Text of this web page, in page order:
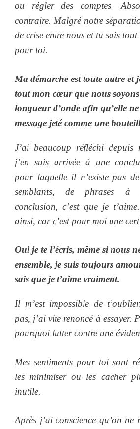
ou régler des comptes.
contraire. Malgré notre
de crise entre nous et tu sais tout
pour toi.
Ma démarche est toute autre et
tout mon cœur que nous
longueur d’onde afin qu’elle ne
message jeté comme une
J’ai beaucoup réfléchi depuis
j’en suis arrivée à une
pour laquelle il n’existe pas
semblants, de phrases à
conclusion, c’est que je
ainsi, car c’est pour moi une
Oui je te l’écris, même si nous
ensemble, je suis toujours
sais que je t’aime vraiment.
Il m’est impossible de
pas, j’ai vite renoncé à essayer.
pourquoi lutter contre une
Mes sentiments pour toi sont
les minimiser ou les cacher
inutile.
Après j’ai conscience qu’on ne